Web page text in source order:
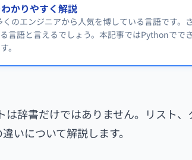
かりやすく解説
のエンジニアから人気を博している言語です。
言語と言えるでしょう。本記事ではPythonでで
。
辞書だけではありません。リスト、
いについて解説します。